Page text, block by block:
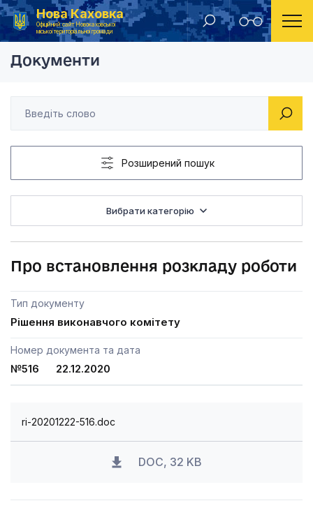
Нова Каховка
Офіційний сайт Новокаховської
міської територіальної громади
Головна Рішення виконавчого комітету Новокаховської міської ради 2020 року Про встановлення
Документи
Розширений пошук
Вибрати категорію
Про встановлення розкладу роботи
Тип документу
Рішення виконавчого комітету
Номер документа та дата
№516 22.12.2020
ri-20201222-516.doc
DOC, 32 KB